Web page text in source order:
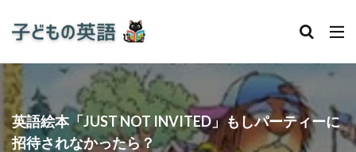
英語絵本「JUST NOT INVITED」もしパーティーに
招待されなかったら？